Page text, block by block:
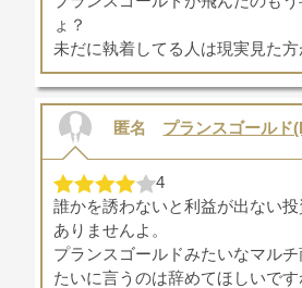
ょ？
未だに執着してる人は現実見た方
匿名 プランスゴールド
4
誰かを誘わないと利益が出ない
ありませんよ。
プランスゴールドみたいなマル
たいに言うのは辞めてほしいです